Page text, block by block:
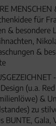
für
& besondere
&
(u.a.
&
zu
BUNTE, Gala,